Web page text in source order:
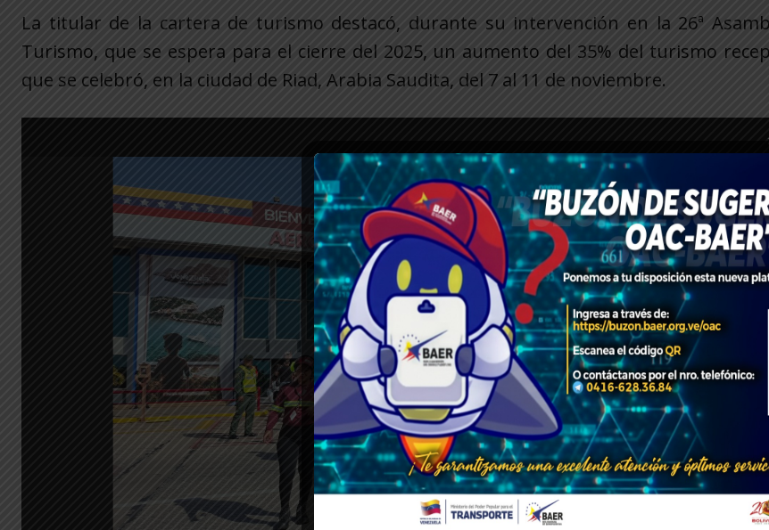
La titular de la cartera de turismo destacó, durante su intervención en la 26ª
Turismo, que se espera para el cierre del 2025, un aumento del 35% del turismo
que se celebró, en la ciudad de Riad, Arabia Saudita, del 7 al 11 de noviembre.